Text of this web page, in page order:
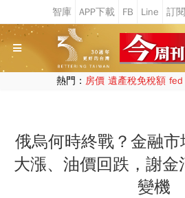
熱門： 房價 遺產稅免稅額 fed
俄烏何時終戰？金融
大漲、油價回跌，謝
變機